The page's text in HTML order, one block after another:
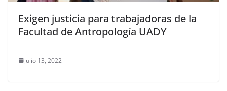
Exigen justicia para trabajadoras de la
Facultad de Antropología UADY
julio 13, 2022